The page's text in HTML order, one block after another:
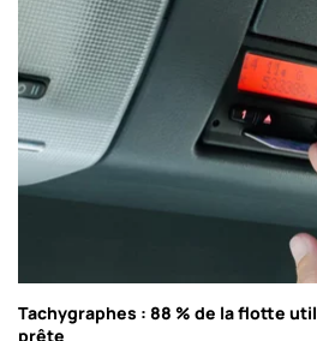
Tachygraphes : 88 % de la flotte
prête